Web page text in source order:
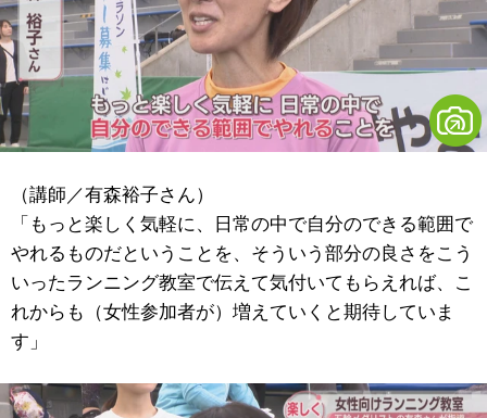
（講師／有森裕子さん）
「もっと楽しく気軽に、日常の中で自分のできる範囲で
やれるものだということを、そういう部分の良さをこう
いったランニング教室で伝えて気付いてもらえれば、こ
れからも（女性参加者が）増えていくと期待していま
す」